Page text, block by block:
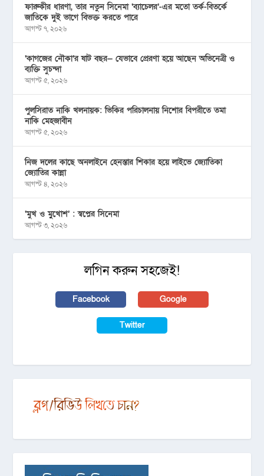
ফারুকীর ধারণা, তার নতুন সিনেমা ‘ব্যাচেলর’-এর মতো তর্ক-বিতর্কে
জাতিকে দুই ভাগে বিভক্ত করতে পারে
আগস্ট ৭, ২০২৬
‘কাগজের নৌকা’র ষাট বছর— যেভাবে প্রেরণা হয়ে আছেন অভিনেত্রী ও
ব্যক্তি সুচন্দা
আগস্ট ৫, ২০২৬
পুলসিরাত নাকি খলনায়ক: ভিকির পরিচালনায় নিশোর বিপরীতে তমা
নাকি মেহজাবীন
আগস্ট ৫, ২০২৬
নিজ দলের কাছে অনলাইনে হেনস্তার শিকার হয়ে লাইভে জ্যোতিকা
জ্যোতির কান্না
আগস্ট ৪, ২০২৬
‘মুখ ও মু্খোশ’ : স্বপ্নের সিনেমা
আগস্ট ৩, ২০২৬
লগিন করুন সহজেই!
Facebook Google
Twitter